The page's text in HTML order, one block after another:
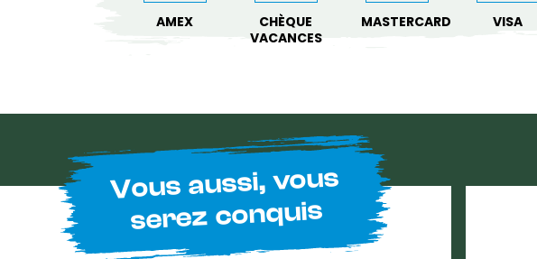
AMEX
CHÈQUE
VACANCES
MASTERCARD VISA
Vous aussi, vous
serez conquis